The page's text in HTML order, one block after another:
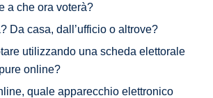
a che ora voterà?
Da casa, dall’ufficio o altrove?
utilizzando una scheda elettorale
online?
quale apparecchio elettronico